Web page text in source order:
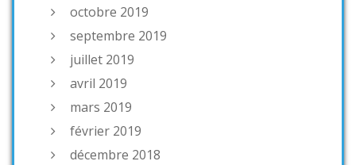
octobre 2019
septembre 2019
juillet 2019
avril 2019
mars 2019
février 2019
décembre 2018